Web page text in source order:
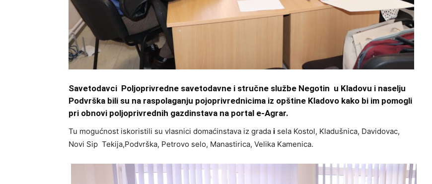
Savetodavci Poljoprivredne savetodavne i stručne službe Negotin u Kladovu i naselju
Podvrška bili su na raspolaganju pojoprivrednicima iz opštine Kladovo kako bi im pomogli
pri obnovi poljoprivrednih gazdinstava na portal e-Agrar.
Tu mogućnost iskoristili su vlasnici domaćinstava iz grada i sela Kostol, Kladušnica, Davidovac,
Novi Sip Tekija,Podvrška, Petrovo selo, Manastirica, Velika Kamenica.